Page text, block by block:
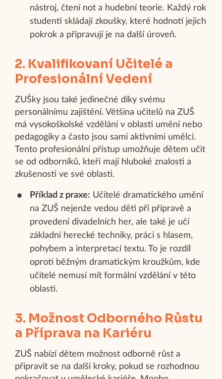
nástroj, čtení not a hudební teorie. Každý rok
studenti skládají zkoušky, které hodnotí jejich
pokrok a připravují je na další úroveň.
2. Kvalifikovaní Učitelé a
Profesionální Vedení
ZUŠky jsou také jedinečné díky svému
personálnímu zajištění. Většina učitelů na ZUŠ
má vysokoškolské vzdělání v oblasti umění nebo
pedagogiky a často jsou sami aktivními umělci.
Tento profesionální přístup umožňuje dětem učit
se od odborníků, kteří mají hluboké znalosti a
zkušenosti ve své oblasti.
Příklad z praxe: Učitelé dramatického umění
na ZUŠ nejenže vedou děti při přípravě a
provedení divadelních her, ale také je učí
základní herecké techniky, práci s hlasem,
pohybem a interpretací textu. To je rozdíl
oproti běžným dramatickým kroužkům, kde
učitelé nemusí mít formální vzdělání v této
oblasti.
3. Možnost Odborného Růstu
a Příprava na Kariéru
ZUŠ nabízí dětem možnost odborně růst a
připravit se na další kroky, pokud se rozhodnou